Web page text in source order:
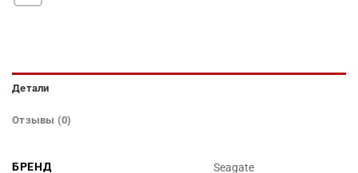
Детали
Отзывы (0)
БРЕНД Seagate